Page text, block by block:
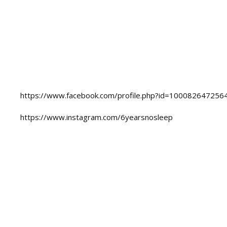
https://www.facebook.com/
https://www.instagram.com/6yearsnosleep